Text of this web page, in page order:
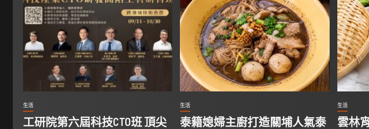
生活
工研院第六屆科技CTO班 頂尖
生活
泰籍媳婦主廚打造關埔人氣泰
生活
雲林